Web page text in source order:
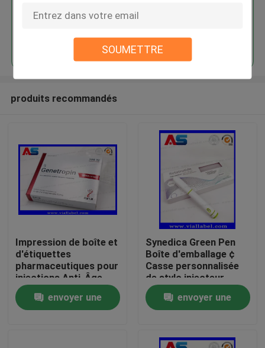
SOUMETTRE
Maison
Produits
Continuer
produits recommandés
Impression de boîte et
d'étiquettes
pharmaceutiques pour
injections Anti-Âge
191AA en petits
flacons de 3 ml
Genetropin
envoyer une
Synedica Green Pen
Boîte d'emballage ¢
Casse personnalisée
de stylo injecteur
peptidique pour Reta
stylo injecteur
peptidique 40 mg,
Synedica
envoyer une